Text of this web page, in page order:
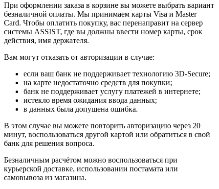
При оформлении заказа в корзине вы можете выбрать вариант
безналичной оплаты. Мы принимаем карты Visa и Master
Card. Чтобы оплатить покупку, вас перенаправит на сервер
системы ASSIST, где вы должны ввести номер карты, срок
действия, имя держателя.
Вам могут отказать от авторизации в случае:
если ваш банк не поддерживает технологию 3D-Secure;
на карте недостаточно средств для покупки;
банк не поддерживает услугу платежей в интернете;
истекло время ожидания ввода данных;
в данных была допущена ошибка.
В этом случае вы можете повторить авторизацию через 20
минут, воспользоваться другой картой или обратиться в свой
банк для решения вопроса.
Безналичным расчётом можно воспользоваться при
курьерской доставке, использовании постамата или
самовывоза из магазина.